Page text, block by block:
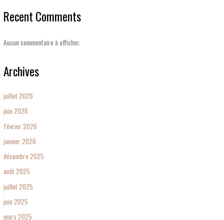
Recent Comments
Aucun commentaire à afficher.
Archives
juillet 2026
juin 2026
février 2026
janvier 2026
décembre 2025
août 2025
juillet 2025
juin 2025
mars 2025